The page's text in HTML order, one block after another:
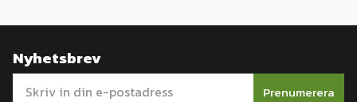
Nyhetsbrev
Prenumerera